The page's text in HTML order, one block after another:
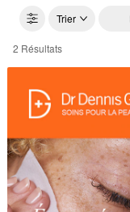
Trier
Dr. Dennis Gross
2 Résultats